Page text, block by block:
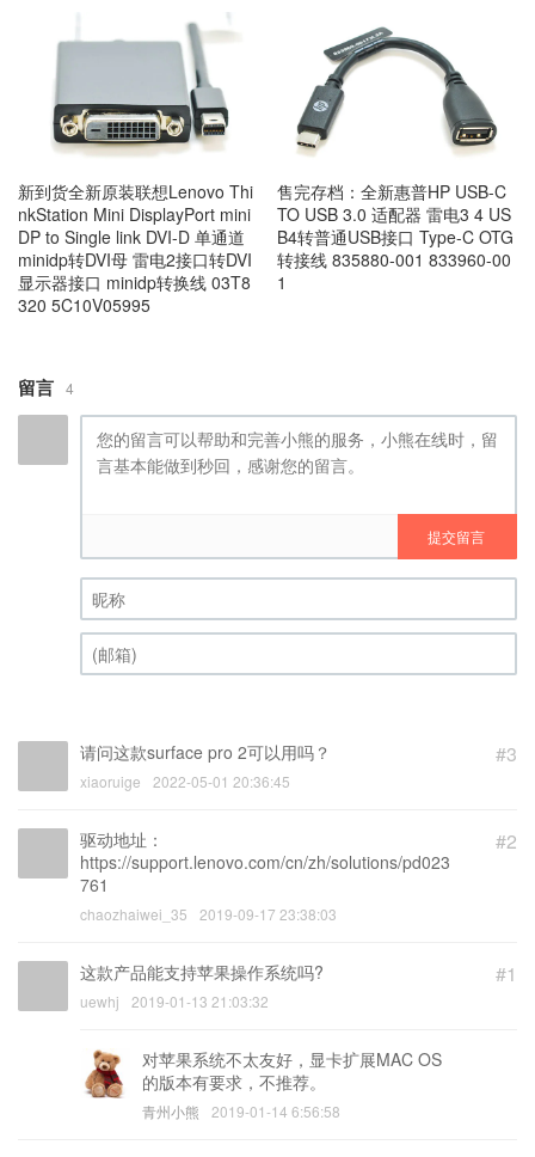
新到货全新原装联想Lenovo Thi
nkStation Mini DisplayPort mini
DP to Single link DVI-D 单通道
minidp转DVI母 雷电2接口转DVI
显示器接口 minidp转换线 03T8
320 5C10V05995
售完存档：全新惠普HP USB-C
TO USB 3.0 适配器 雷电3 4 US
B4转普通USB接口 Type-C OTG
转接线 835880-001 833960-00
1
留言 4
提交留言
昵称 (必填)
#3
请问这款surface pro 2可以用吗？
xiaoruige 2022-05-01 20:36:45
#2
驱动地址：
https://support.lenovo.com/cn/zh/solutions/pd023
761
chaozhaiwei_35 2019-09-17 23:38:03
#1
这款产品能支持苹果操作系统吗?
uewhj 2019-01-13 21:03:32
对苹果系统不太友好，显卡扩展MAC OS
的版本有要求，不推荐。
青州小熊 2019-01-14 6:56:58